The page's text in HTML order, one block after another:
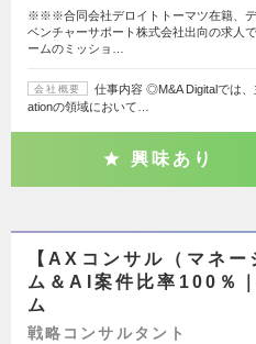
※※※合同会社デロイトトーマツ在籍、デ
ベンチャーサポート株式会社出向の求
ームのミッショ…
会社概要
仕事内容 ◎M&A Digitalでは
ationの領域において…
興味あり
【AXコンサル（マネ
ム＆AI案件比率100％
ム
戦略コンサルタント